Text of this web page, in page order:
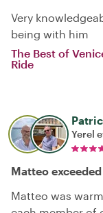
Very
being with him
The Best of
Ride
Yerel
Matteo
Matteo was